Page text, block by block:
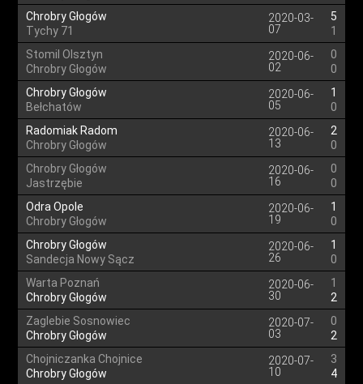
Chrobry Głogów
Tychy 71
2020-03-
07
5
1
Stomil Olsztyn
Chrobry Głogów
2020-06-
02
0
0
Chrobry Głogów
Bełchatów
2020-06-
05
1
0
Radomiak Radom
Chrobry Głogów
2020-06-
13
2
0
Chrobry Głogów
Jastrzębie
2020-06-
16
0
0
Odra Opole
Chrobry Głogów
2020-06-
19
1
0
Chrobry Głogów
Sandecja Nowy Sącz
2020-06-
26
1
0
Warta Poznań
Chrobry Głogów
2020-06-
30
1
2
Zaglebie Sosnowiec
Chrobry Głogów
2020-07-
03
0
2
Chojniczanka Chojnice
Chrobry Głogów
2020-07-
10
3
4